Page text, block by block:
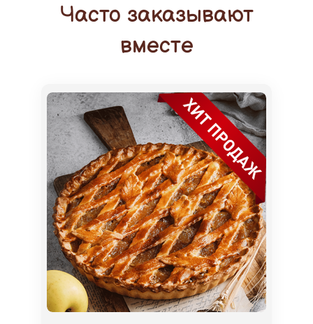
Часто заказывают
вместе